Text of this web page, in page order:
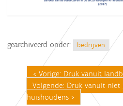
gearchiveerd onder: bedrijven
Vorige: Druk vanuit
Volgende: Druk vanuit niet
huishoudens